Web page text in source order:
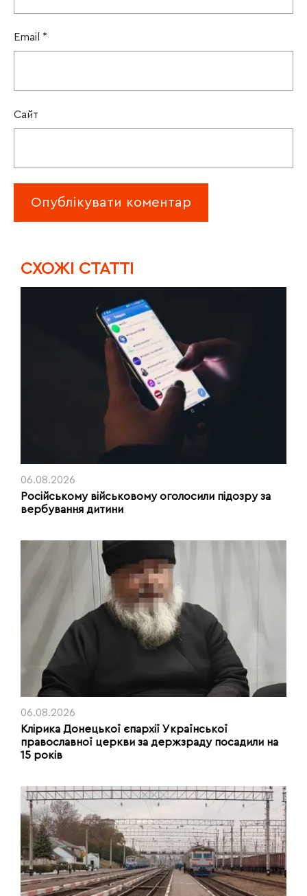
Email *
Сайт
CХОЖІ СТАТТІ
06.08.2026
Російському військовому оголосили підозру за
вербування дитини
06.08.2026
Клірика Донецької єпархії Української
православної церкви за держзраду посадили на
15 років